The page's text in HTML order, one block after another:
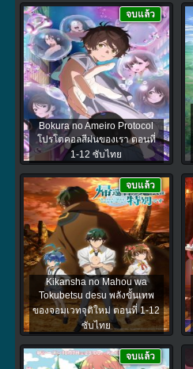
Bokura no Ameiro Protocol
โปรโตคอลสีฝนของเรา ตอนที่
1-12 ซับไทย
จบแล้ว
Kikansha no Mahou wa
Tokubetsu desu พลังขั้นเทพ
ของจอมเวทจุติใหม่ ตอนที่ 1-12
ซับไทย
จบแล้ว
จบแล้ว